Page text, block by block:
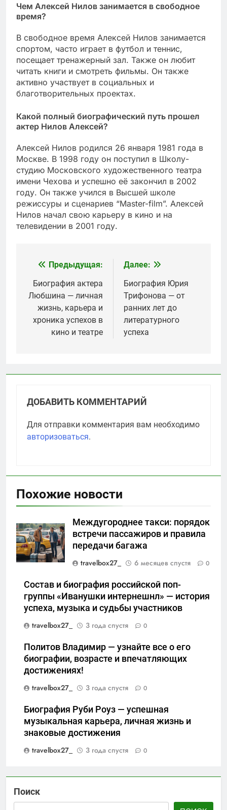
Чем Алексей Нилов занимается в свободное
время?
В свободное время Алексей Нилов занимается
спортом, часто играет в футбол и теннис,
посещает тренажерный зал. Также он любит
читать книги и смотреть фильмы. Он также
активно участвует в социальных и
благотворительных проектах.
Какой полный биографический путь прошел
актер Нилов Алексей?
Алексей Нилов родился 26 января 1981 года в
Москве. В 1998 году он поступил в Школу-
студию Московского художественного театра
имени Чехова и успешно её закончил в 2002
году. Он также учился в Высшей школе
режиссуры и сценариев “Master-film”. Алексей
Нилов начал свою карьеру в кино и на
телевидении в 2001 году.
Навигация
по
записям
Предыдущая:
Биография актера
Любшина — личная
жизнь, карьера и
хроника успехов в
кино и театре
Далее:
Биография Юрия
Трифонова — от
ранних лет до
литературного
успеха
ДОБАВИТЬ КОММЕНТАРИЙ
Для отправки комментария вам необходимо
авторизоваться.
Похожие новости
Междугороднее такси: порядок
встречи пассажиров и правила
передачи багажа
travelbox27_
6 месяцев спустя 0
Состав и биография российской поп-
группы «Иванушки интернешнл» — история
успеха, музыка и судьбы участников
travelbox27_
3 года спустя 0
Политов Владимир — узнайте все о его
биографии, возрасте и впечатляющих
достижениях!
travelbox27_
3 года спустя 0
Биография Руби Роуз — успешная
музыкальная карьера, личная жизнь и
знаковые достижения
travelbox27_
3 года спустя 0
Поиск